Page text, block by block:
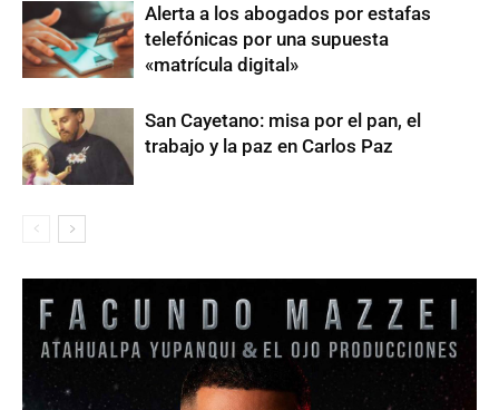
Alerta a los abogados por estafas
telefónicas por una supuesta
«matrícula digital»
San Cayetano: misa por el pan, el
trabajo y la paz en Carlos Paz